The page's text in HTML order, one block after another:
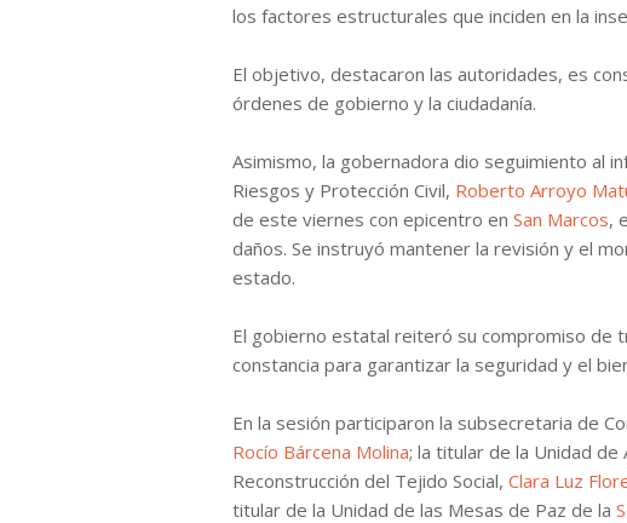
los factores estructurales que inciden en la
El objetivo, destacaron las autoridades, es
órdenes de gobierno y la ciudadanía.
Asimismo, la gobernadora dio seguimiento al
Riesgos y Protección Civil, Roberto Arroyo
de este viernes con epicentro en San Marcos,
daños. Se instruyó mantener la revisión y el
estado.
El gobierno estatal reiteró su compromiso de
constancia para garantizar la seguridad y el
En la sesión participaron la subsecretaria de
Rocío Bárcena Molina; la titular de la Unidad de
Reconstrucción del Tejido Social, Clara Luz
titular de la Unidad de las Mesas de Paz de la